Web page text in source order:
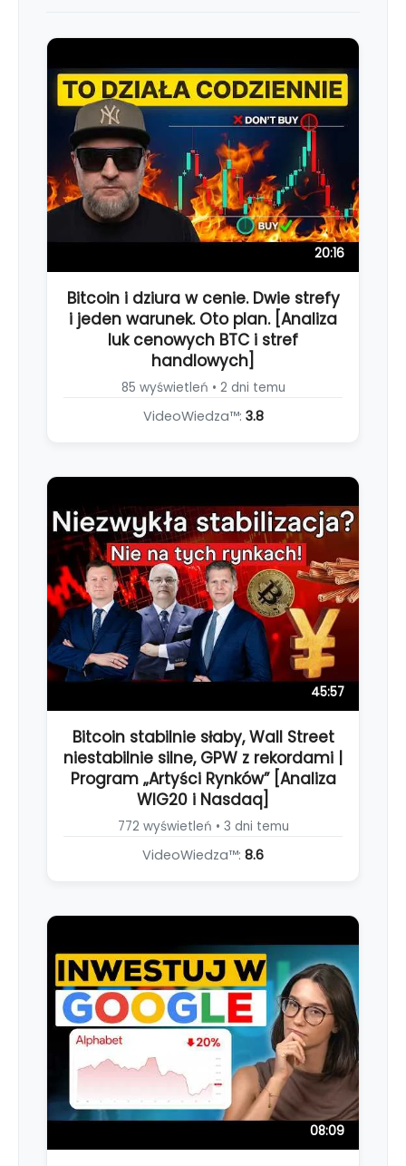
20:16
Bitcoin i dziura w cenie. Dwie strefy
i jeden warunek. Oto plan. [Analiza
luk cenowych BTC i stref
handlowych]
85 wyświetleń • 2 dni temu
VideoWiedza™: 3.8
45:57
Bitcoin stabilnie słaby, Wall Street
niestabilnie silne, GPW z rekordami |
Program „Artyści Rynków” [Analiza
WIG20 i Nasdaq]
772 wyświetleń • 3 dni temu
VideoWiedza™: 8.6
08:09